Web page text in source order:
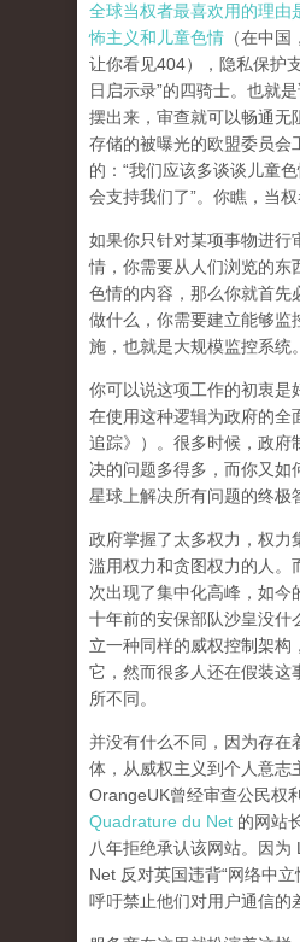
全球当权者最喜欢用的理由
怖主义和儿童色情 （在中国
让你看见404），隐私保护
日启示录”的四骑士。也就
摆出来，审查就可以畅通无
存储的被曝光的欧盟委员会
的：“我们应该多谈谈儿童
会支持我们了”。你瞧，当权
如果你只针对某项事物进行
情，你需要从人们浏览的东
色情的内容，那么你就首先
做什么，你需要建立能够监
施，也就是大规模监控系统。
你可以说这项工作的初衷是
在使用这种逻辑为政府的全
追踪》）。 很多时候，政府
决的问题多得多，而你又如
星球上解决所有问题的终极
政府掌握了太多权力，权力
滥用权力和贪图权力的人。
次出现了集中化高峰， 如今
十年前的安保部队沙皇没什
立一种同样的威权控制架构
它，然而很多人还在假装这
所不同。
并没有什么不同，因为存在
体，从威权主义到个人意志
OrangeUK曾经审查公民权
Quadrature du Net 的网站
八年拒绝承认该网站。因
Net 反对英国违背“网络中
呼吁禁止他们对用户通信的